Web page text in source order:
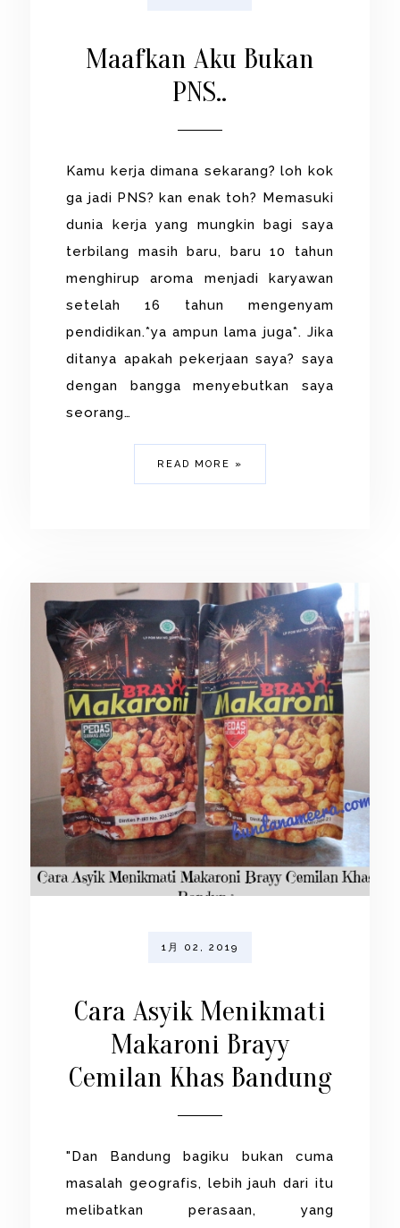
Maafkan Aku Bukan
PNS..
Kamu kerja dimana sekarang? loh kok
ga jadi PNS? kan enak toh? Memasuki
dunia kerja yang mungkin bagi saya
terbilang masih baru, baru 10 tahun
menghirup aroma menjadi karyawan
setelah 16 tahun mengenyam
pendidikan.*ya ampun lama juga*. Jika
ditanya apakah pekerjaan saya? saya
dengan bangga menyebutkan saya
seorang…
READ MORE »
1月 02, 2019
Cara Asyik Menikmati
Makaroni Brayy
Cemilan Khas Bandung
"Dan Bandung bagiku bukan cuma
masalah geografis, lebih jauh dari itu
melibatkan perasaan, yang